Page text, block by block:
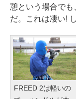
憩という場合で
だ。これは凄い!
FREED 2は軽いの